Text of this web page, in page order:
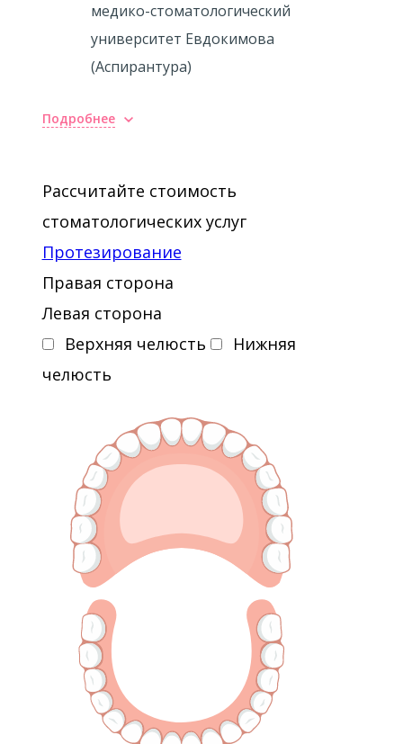
медико-стоматологический
университет Евдокимова
(Аспирантура)
Подробнее
Рассчитайте стоимость
стоматологических услуг
Протезирование
Правая сторона
Левая сторона
Верхняя челюсть
Нижняя
челюсть